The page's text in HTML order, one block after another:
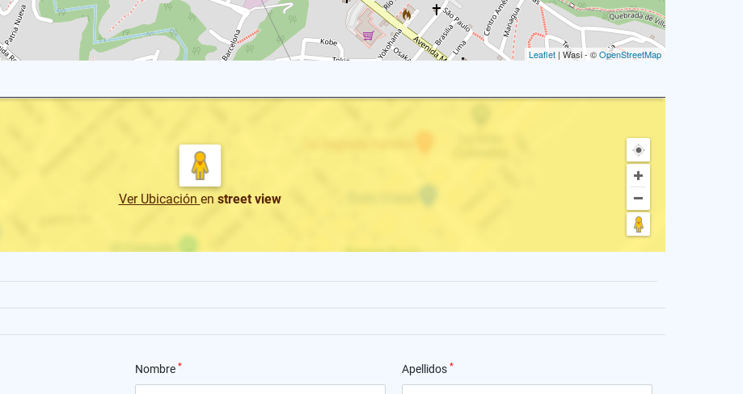
Leaflet | Wasi - ©OpenStreetMap
Ver Ubicación en street view
Nombre * Apellidos *